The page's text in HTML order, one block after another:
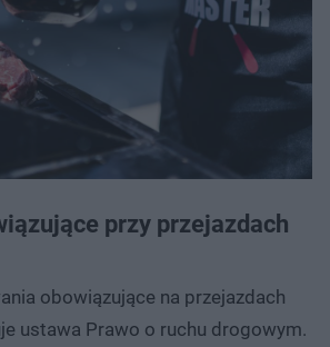
przy przejazdach
obowiązujące na przejazdach
ustawa Prawo o ruchu drogowym.